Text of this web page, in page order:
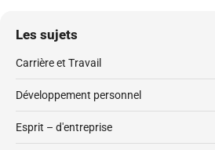
Les sujets
Carrière et Travail
Développement personnel
Esprit – d'entreprise